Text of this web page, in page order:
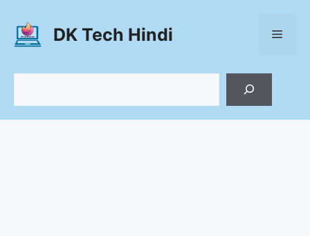
content
DK Tech Hindi Menu